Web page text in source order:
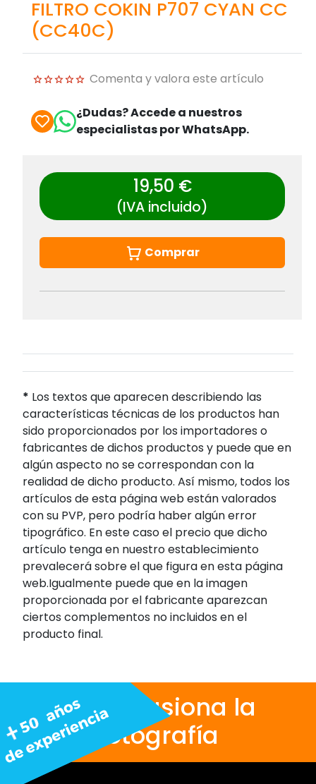
FILTRO COKIN P707 CYAN CC
(CC40C)
Comenta y valora este artículo
¿Dudas? Accede a nuestros
especialistas por WhatsApp.
19,50 €
(IVA incluido)
Comprar
* Los textos que aparecen describiendo las
características técnicas de los productos han
sido proporcionados por los importadores o
fabricantes de dichos productos y puede que en
algún aspecto no se correspondan con la
realidad de dicho producto. Así mismo, todos los
artículos de esta página web están valorados
con su PVP, pero podría haber algún error
tipográfico. En este caso el precio que dicho
artículo tenga en nuestro establecimiento
prevalecerá sobre el que figura en esta página
web.Igualmente puede que en la imagen
proporcionada por el fabricante aparezcan
ciertos complementos no incluidos en el
producto final.
Nos apasiona la
fotografía